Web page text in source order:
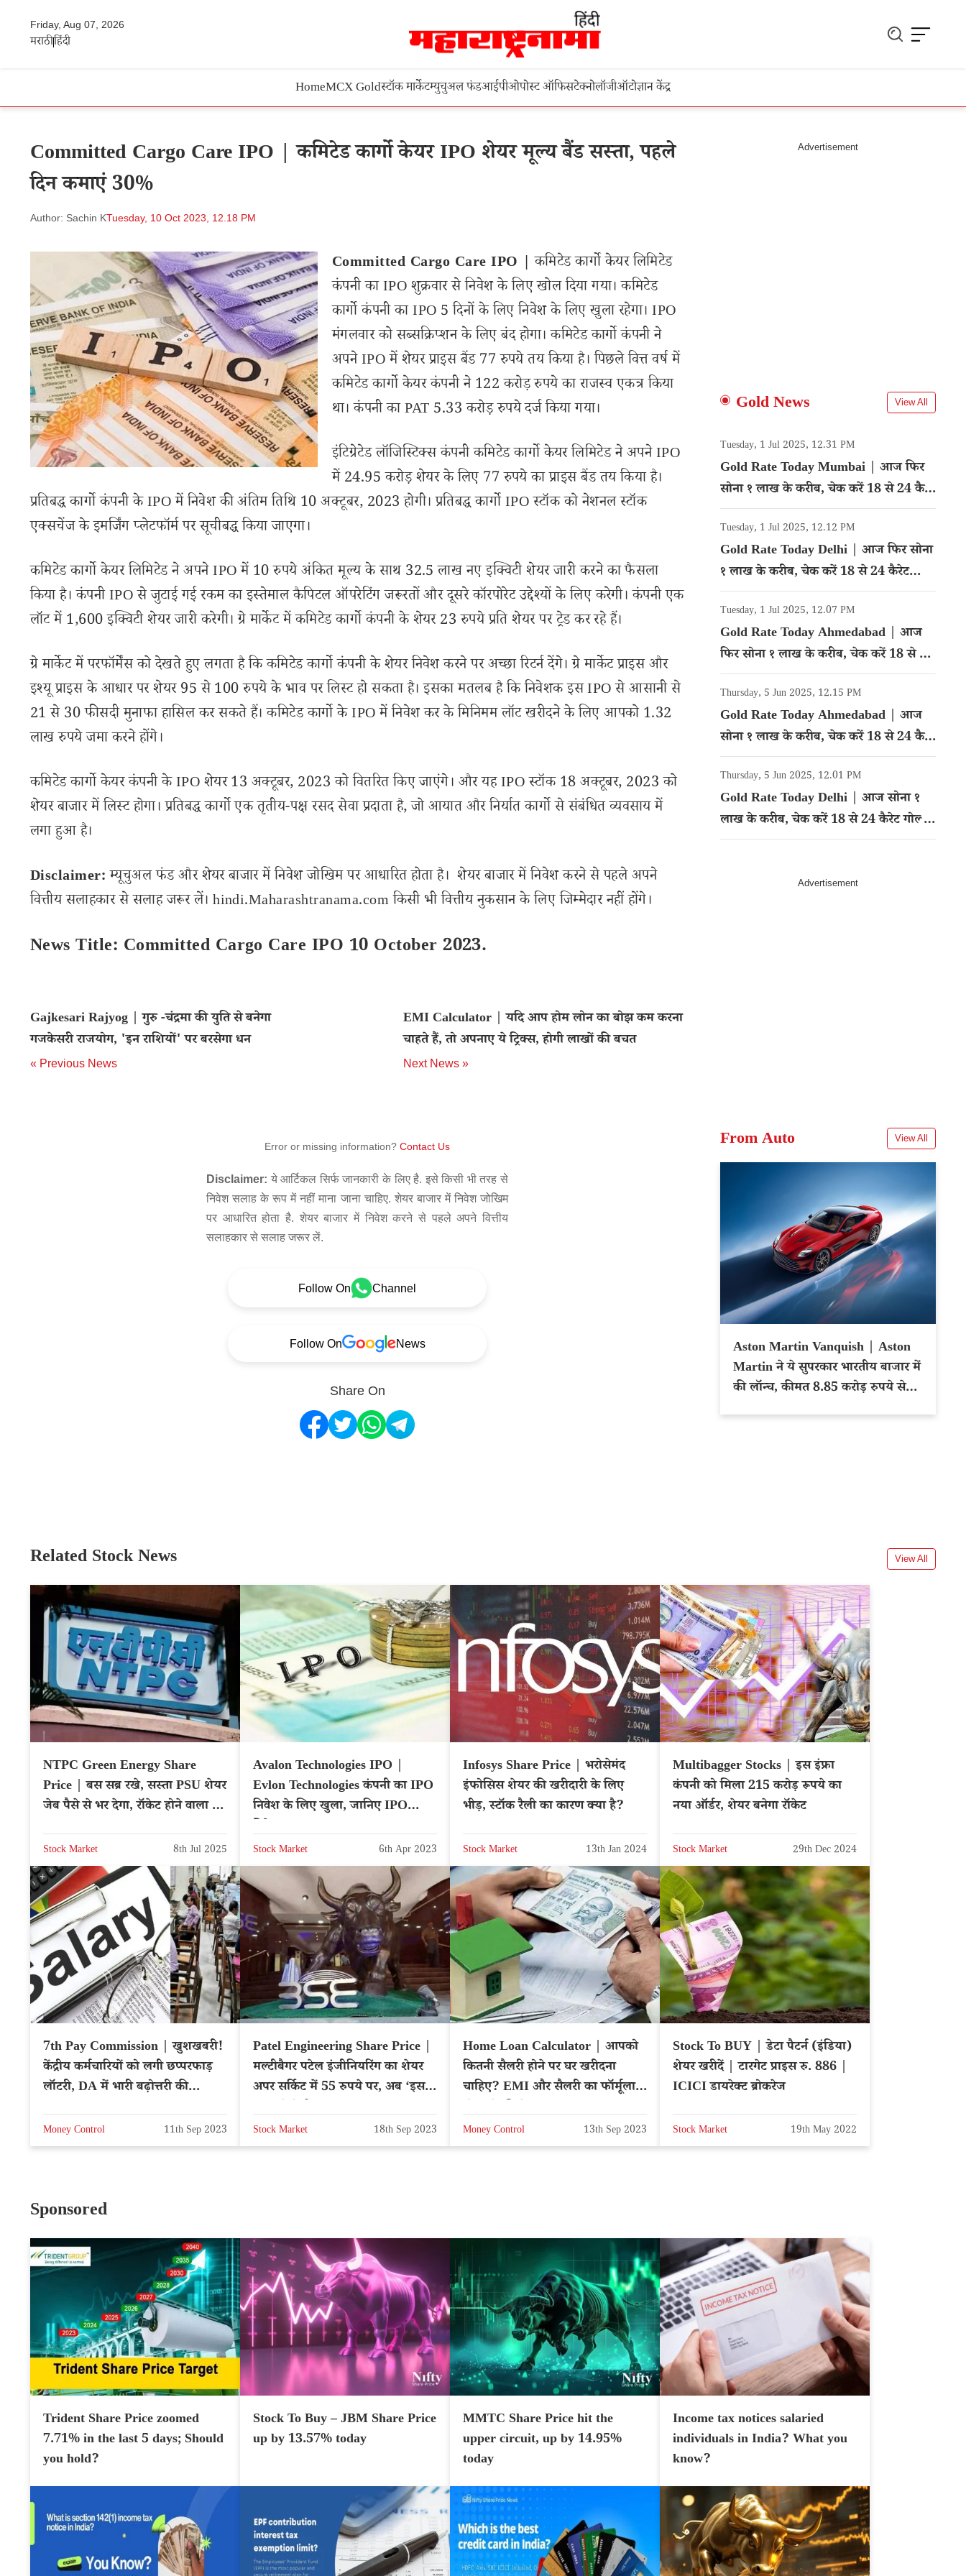
Friday, Aug 07, 2026
मराठीहिंदी
HomeMCX Goldस्टॉक मार्केटम्युचुअल फंडआईपीओपोस्ट ऑफिसटेक्नोलॉजीऑटोज्ञान केंद्र
Committed Cargo Care IPO | कमिटेड कार्गो केयर IPO शेयर मूल्य बैंड सस्ता, पहले
दिन कमाएं 30%
Author: Sachin KTuesday, 10 Oct 2023, 12.18 PM
Committed Cargo Care IPO | कमिटेड कार्गो केयर लिमिटेड
कंपनी का IPO शुक्रवार से निवेश के लिए खोल दिया गया। कमिटेड
कार्गो कंपनी का IPO 5 दिनों के लिए निवेश के लिए खुला रहेगा। IPO
मंगलवार को सब्सक्रिप्शन के लिए बंद होगा। कमिटेड कार्गो कंपनी ने
अपने IPO में शेयर प्राइस बैंड 77 रुपये तय किया है। पिछले वित्त वर्ष में
कमिटेड कार्गो केयर कंपनी ने 122 करोड़ रुपये का राजस्व एकत्र किया
था। कंपनी का PAT 5.33 करोड़ रुपये दर्ज किया गया।
इंटिग्रेटेड लॉजिस्टिक्स कंपनी कमिटेड कार्गो केयर लिमिटेड ने अपने IPO
में 24.95 करोड़ शेयर के लिए 77 रुपये का प्राइस बैंड तय किया है।
प्रतिबद्ध कार्गो कंपनी के IPO में निवेश की अंतिम तिथि 10 अक्टूबर, 2023 होगी। प्रतिबद्ध कार्गो IPO स्टॉक को नेशनल स्टॉक
एक्सचेंज के इमर्जिंग प्लेटफॉर्म पर सूचीबद्ध किया जाएगा।
कमिटेड कार्गो केयर लिमिटेड ने अपने IPO में 10 रुपये अंकित मूल्य के साथ 32.5 लाख नए इक्विटी शेयर जारी करने का फैसला
किया है। कंपनी IPO से जुटाई गई रकम का इस्तेमाल कैपिटल ऑपरेटिंग जरूरतों और दूसरे कॉरपोरेट उद्देश्यों के लिए करेगी। कंपनी एक
लॉट में 1,600 इक्विटी शेयर जारी करेगी। ग्रे मार्केट में कमिटेड कार्गो कंपनी के शेयर 23 रुपये प्रति शेयर पर ट्रेड कर रहे हैं।
ग्रे मार्केट में परफॉर्मेंस को देखते हुए लगता है कि कमिटेड कार्गो कंपनी के शेयर निवेश करने पर अच्छा रिटर्न देंगे। ग्रे मार्केट प्राइस और
इश्यू प्राइस के आधार पर शेयर 95 से 100 रुपये के भाव पर लिस्ट हो सकता है। इसका मतलब है कि निवेशक इस IPO से आसानी से
21 से 30 फीसदी मुनाफा हासिल कर सकते हैं। कमिटेड कार्गो के IPO में निवेश कर के मिनिमम लॉट खरीदने के लिए आपको 1.32
लाख रुपये जमा करने होंगे।
कमिटेड कार्गो केयर कंपनी के IPO शेयर 13 अक्टूबर, 2023 को वितरित किए जाएंगे। और यह IPO स्टॉक 18 अक्टूबर, 2023 को
शेयर बाजार में लिस्ट होगा। प्रतिबद्ध कार्गो एक तृतीय-पक्ष रसद सेवा प्रदाता है, जो आयात और निर्यात कार्गो से संबंधित व्यवसाय में
लगा हुआ है।
Disclaimer:म्यूचुअल फंड और शेयर बाजार में निवेश जोखिम पर आधारित होता है। शेयर बाजार में निवेश करने से पहले अपने
वित्तीय सलाहकार से सलाह जरूर लें। hindi.Maharashtranama.com किसी भी वित्तीय नुकसान के लिए जिम्मेदार नहीं होंगे।
News Title: Committed Cargo Care IPO 10 October 2023.
Gajkesari Rajyog | गुरु -चंद्रमा की युति से बनेगा
गजकेसरी राजयोग, 'इन राशियों' पर बरसेगा धन
« Previous News
EMI Calculator | यदि आप होम लोन का बोझ कम करना
चाहते हैं, तो अपनाए ये ट्रिक्स, होगी लाखों की बचत
Next News »
Error or missing information? Contact Us
Disclaimer: ये आर्टिकल सिर्फ जानकारी के लिए है. इसे किसी भी तरह से
निवेश सलाह के रूप में नहीं माना जाना चाहिए. शेयर बाजार में निवेश जोखिम
पर आधारित होता है. शेयर बाजार में निवेश करने से पहले अपने वित्तीय
सलाहकार से सलाह जरूर लें.
Follow On Channel
Follow On News
Share On
Gold News View All
Tuesday, 1 Jul 2025, 12.31 PM
Gold Rate Today Mumbai | आज फिर
सोना १ लाख के करीब, चेक करें 18 से 24 कैरेट
गोल्ड का रेट
Tuesday, 1 Jul 2025, 12.12 PM
Gold Rate Today Delhi | आज फिर सोना
१ लाख के करीब, चेक करें 18 से 24 कैरेट
गोल्ड का रेट
Tuesday, 1 Jul 2025, 12.07 PM
Gold Rate Today Ahmedabad | आज
फिर सोना १ लाख के करीब, चेक करें 18 से 24
कैरेट गोल्ड का रेट
Thursday, 5 Jun 2025, 12.15 PM
Gold Rate Today Ahmedabad | आज
सोना १ लाख के करीब, चेक करें 18 से 24 कैरेट
गोल्ड का रेट
Thursday, 5 Jun 2025, 12.01 PM
Gold Rate Today Delhi | आज सोना १
लाख के करीब, चेक करें 18 से 24 कैरेट गोल्ड
का रेट
From Auto View All
Aston Martin Vanquish | Aston
Martin ने ये सुपरकार भारतीय बाजार में
की लॉन्च, कीमत 8.85 करोड़ रुपये से
Related Stock News View All
NTPC Green Energy Share
Price | बस सब्र रखे, सस्ता PSU शेयर
जेब पैसे से भर देगा, रॉकेट होने वाला है
Stock Market 8th Jul 2025
Avalon Technologies IPO |
Evlon Technologies कंपनी का IPO
निवेश के लिए खुला, जानिए IPO
Stock Market 6th Apr 2023
Infosys Share Price | भरोसेमंद
इंफोसिस शेयर की खरीदारी के लिए
भीड़, स्टॉक रैली का कारण क्या है?
Stock Market 13th Jan 2024
Multibagger Stocks | इस इंफ्रा
कंपनी को मिला 215 करोड़ रूपये का
नया ऑर्डर, शेयर बनेगा रॉकेट
Stock Market 29th Dec 2024
7th Pay Commission | खुशखबरी!
केंद्रीय कर्मचारियों को लगी छप्परफाड़
लॉटरी, DA में भारी बढ़ोत्तरी की
Money Control 11th Sep 2023
Patel Engineering Share Price |
मल्टीबैगर पटेल इंजीनियरिंग का शेयर
अपर सर्किट में 55 रुपये पर, अब ‘इस’
Stock Market 18th Sep 2023
Home Loan Calculator | आपको
कितनी सैलरी होने पर घर खरीदना
चाहिए? EMI और सैलरी का फॉर्मूला
Money Control 13th Sep 2023
Stock To BUY | डेटा पैटर्न (इंडिया)
शेयर खरीदें | टारगेट प्राइस रु. 886 |
ICICI डायरेक्ट ब्रोकरेज
Stock Market 19th May 2022
Sponsored
Trident Share Price zoomed
7.71% in the last 5 days; Should
you hold?
Stock To Buy – JBM Share Price
up by 13.57% today
MMTC Share Price hit the
upper circuit, up by 14.95%
today
Income tax notices salaried
individuals in India? What you
know?